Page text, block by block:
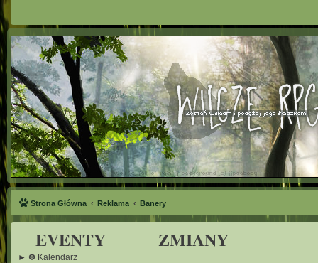
Strona Główna Reklama Banery
EVENTY ZMIANY
► ❆ Kalendarz